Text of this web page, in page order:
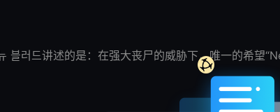
블러드讲述的是：在强大丧尸的威胁下，唯一的希望